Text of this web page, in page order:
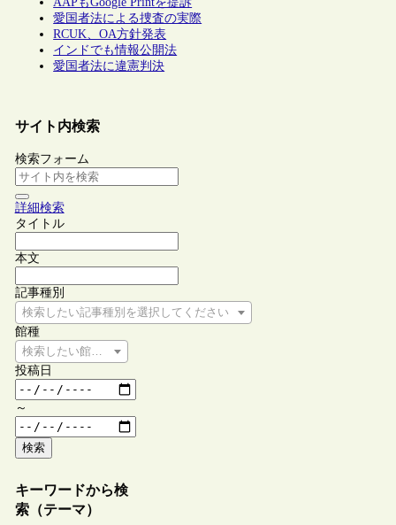
愛国者法による捜査の実際
RCUK、OA方針発表
インドでも情報公開法
愛国者法に違憲判決
サイト内検索
検索フォーム
詳細検索
タイトル
本文
記事種別
検索したい記事種別を選択してください
館種
検索したい館種を選択してください
投稿日
～
検索
キーワードから検
索（テーマ）